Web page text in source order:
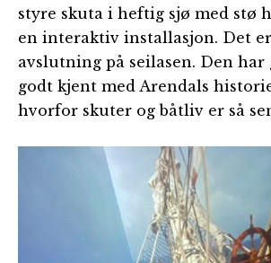
styre skuta i heftig sjø med stø
en interaktiv installasjon. Det
avslutning på seilasen. Den
godt kjent med Arendals
hvorfor skuter og båtliv er så